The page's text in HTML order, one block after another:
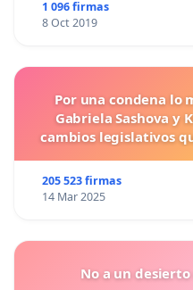
1 096 firmas
8 Oct 2019
Por una condena lo
Gabriela Sashova y
cambios legislativos
205 523 firmas
14 Mar 2025
No a un